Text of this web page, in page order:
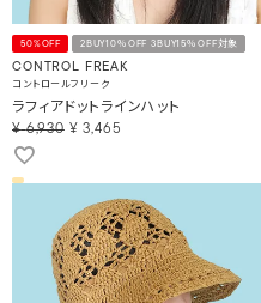
50%OFF 2BUY10％OFF 3BUY15％OFF対象
CONTROL FREAK
コントロールフリーク
ラフィアドットラインハット
¥ 6,930 ¥ 3,465